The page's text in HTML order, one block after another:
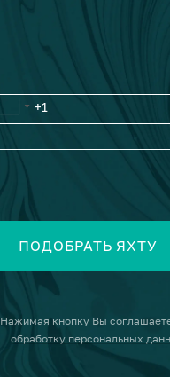
ПОДОБРАТЬ ЯХТУ
Нажимая кнопку Вы
обработку персональных